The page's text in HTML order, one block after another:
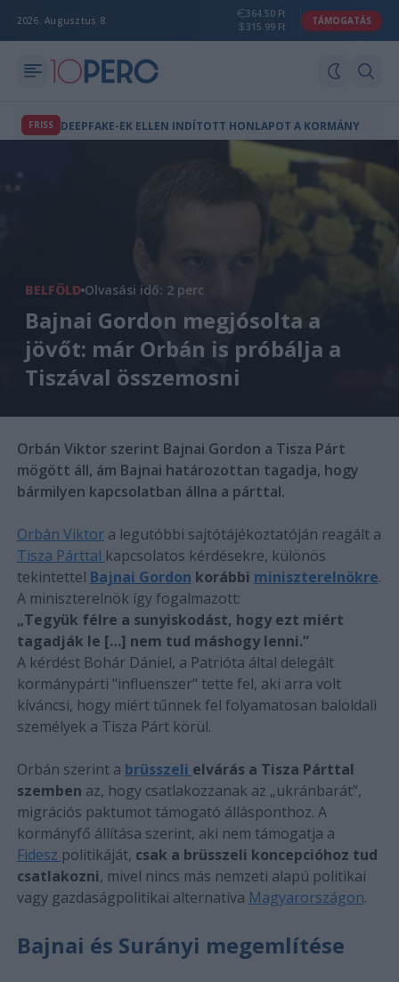
2026. Augusztus 8.
364.50 Ft
315.99 Ft
TÁMOGATÁS
FRISS DEEPFAKE-EK ELLEN INDÍTOTT HONLAPOT A KORMÁNY
BELFÖLD Olvasási idő: 2 perc
Bajnai Gordon megjósolta a
jövőt: már Orbán is próbálja a
Tiszával összemosni
Orbán Viktor szerint Bajnai Gordon a Tisza Párt
mögött áll, ám Bajnai határozottan tagadja, hogy
bármilyen kapcsolatban állna a párttal.
Orbán Viktora legutóbbi sajtótájékoztatóján reagált a
Tisza Párttal kapcsolatos kérdésekre, különös
tekintettel Bajnai Gordon korábbi miniszterelnökre.
A miniszterelnök így fogalmazott:
„Tegyük félre a sunyiskodást, hogy ezt miért
tagadják le […] nem tud máshogy lenni.”
A kérdést Bohár Dániel, a Patrióta által delegált
kormánypárti "influenszer" tette fel, aki arra volt
kíváncsi, hogy miért tűnnek fel folyamatosan baloldali
személyek a Tisza Párt körül.
Orbán szerint a brüsszeli elvárás a Tisza Párttal
szemben az, hogy csatlakozzanak az „ukránbarát”,
migrációs paktumot támogató állásponthoz. A
kormányfő állítása szerint, aki nem támogatja a
Fidesz politikáját, csak a brüsszeli koncepcióhoz tud
csatlakozni, mivel nincs más nemzeti alapú politikai
vagy gazdaságpolitikai alternatíva Magyarországon.
Bajnai és Surányi megemlítése